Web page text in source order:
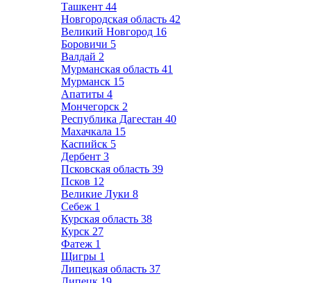
Ташкент 44
Новгородская область 42
Великий Новгород 16
Боровичи 5
Валдай 2
Мурманская область 41
Мурманск 15
Апатиты 4
Мончегорск 2
Республика Дагестан 40
Махачкала 15
Каспийск 5
Дербент 3
Псковская область 39
Псков 12
Великие Луки 8
Себеж 1
Курская область 38
Курск 27
Фатеж 1
Щигры 1
Липецкая область 37